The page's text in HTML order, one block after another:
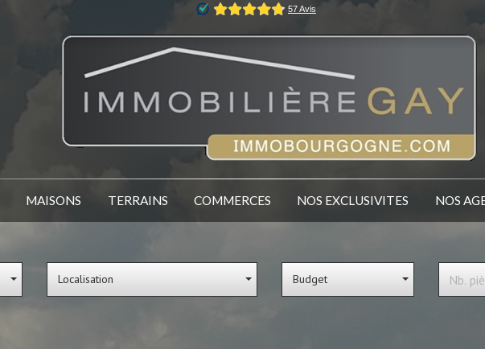
MAISONS TERRAINS COMMERCES NOS EXCLUSIVITES NOS
Localisation Budget